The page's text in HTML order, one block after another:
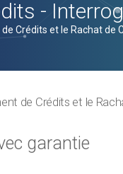
-
Crédits et le Rachat de
de Crédits et le
garantie